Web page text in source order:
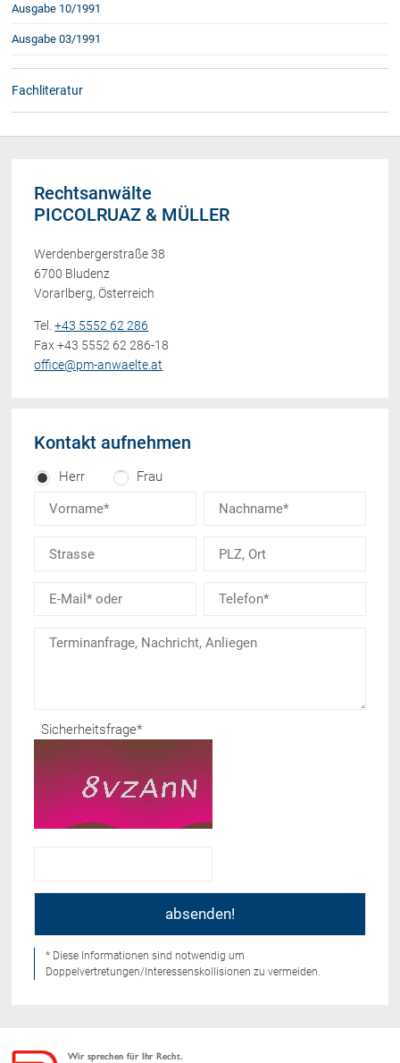
Ausgabe 10/1991
Ausgabe 03/1991
Fachliteratur
Rechtsanwälte
PICCOLRUAZ & MÜLLER
Werdenbergerstraße 38
6700 Bludenz
Vorarlberg, Österreich
Tel.+43 5552 62 286
Fax +43 5552 62 286-18
office@pm-anwaelte.at
Kontakt aufnehmen
Herr Frau
Sicherheitsfrage*
* Diese Informationen sind notwendig um
Doppelvertretungen/Interessenskollisionen zu vermeiden.